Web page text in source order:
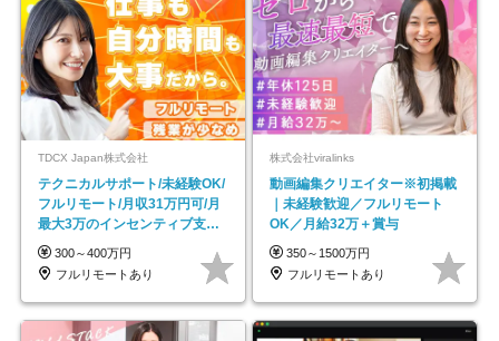
TDCX Japan株式会社
テクニカルサポート/未経験OK/
フルリモート/月収31万円可/月
最大3万のインセンティブ支給/
平均年齢33歳
300～400万円
フルリモートあり
株式会社viralinks
動画編集クリエイター※初掲載
｜未経験歓迎／フルリモート
OK／月給32万＋賞与
350～1500万円
フルリモートあり